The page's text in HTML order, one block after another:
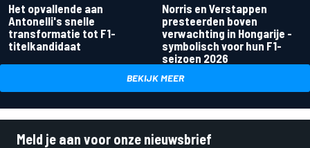
Het opvallende aan
Antonelli's snelle
transformatie tot F1-
titelkandidaat
Norris en Verstappen
presteerden boven
verwachting in Hongarije -
symbolisch voor hun F1-
seizoen 2026
BEKIJK MEER
Meld je aan voor onze nieuwsbrief